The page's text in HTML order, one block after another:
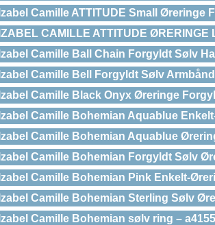
Izabel Camille ATTITUDE Small Øreringe
IZABEL CAMILLE ATTITUDE ØRERINGE
Izabel Camille Ball Chain Forgyldt Sølv
Izabel Camille Bell Forgyldt Sølv
Izabel Camille Black Onyx Øreringe
Izabel Camille Bohemian Aquablue
Izabel Camille Bohemian Aquablue
Izabel Camille Bohemian Forgyldt Sølv
Izabel Camille Bohemian Pink Enkelt-
Izabel Camille Bohemian Sterling Sølv
Izabel Camille Bohemian sølv ring –